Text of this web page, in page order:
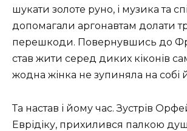
шукати золоте руно, і музика та
допомагали аргонавтам долати
перешкоди. Повернувшись до
став жити серед диких кіконів
жодна жінка не зупиняла на собі
Та настав і йому час. Зустрів
Еврідіку, прихилився палкою